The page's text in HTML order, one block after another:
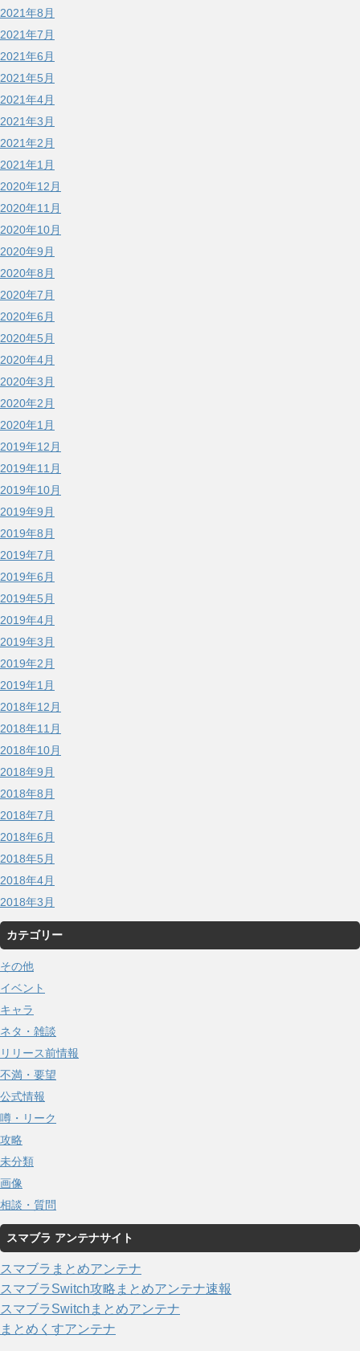
2021年8月
2021年7月
2021年6月
2021年5月
2021年4月
2021年3月
2021年2月
2021年1月
2020年12月
2020年11月
2020年10月
2020年9月
2020年8月
2020年7月
2020年6月
2020年5月
2020年4月
2020年3月
2020年2月
2020年1月
2019年12月
2019年11月
2019年10月
2019年9月
2019年8月
2019年7月
2019年6月
2019年5月
2019年4月
2019年3月
2019年2月
2019年1月
2018年12月
2018年11月
2018年10月
2018年9月
2018年8月
2018年7月
2018年6月
2018年5月
2018年4月
2018年3月
カテゴリー
その他
イベント
キャラ
ネタ・雑談
リリース前情報
不満・要望
公式情報
噂・リーク
攻略
未分類
画像
相談・質問
スマブラ アンテナサイト
スマブラまとめアンテナ
スマブラSwitch攻略まとめアンテナ速報
スマブラSwitchまとめアンテナ
まとめくすアンテナ